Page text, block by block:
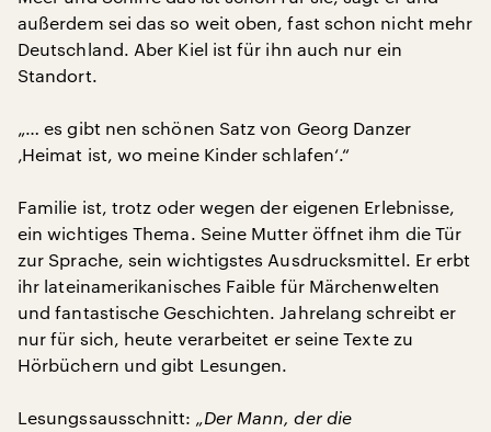
außerdem sei das so weit oben, fast schon nicht mehr
Deutschland. Aber Kiel ist für ihn auch nur ein
Standort.
„… es gibt nen schönen Satz von Georg Danzer
‚Heimat ist, wo meine Kinder schlafen‘.“
Familie ist, trotz oder wegen der eigenen Erlebnisse,
ein wichtiges Thema. Seine Mutter öffnet ihm die Tür
zur Sprache, sein wichtigstes Ausdrucksmittel. Er erbt
ihr lateinamerikanisches Faible für Märchenwelten
und fantastische Geschichten. Jahrelang schreibt er
nur für sich, heute verarbeitet er seine Texte zu
Hörbüchern und gibt Lesungen.
Lesungssausschnitt: „Der Mann, der die